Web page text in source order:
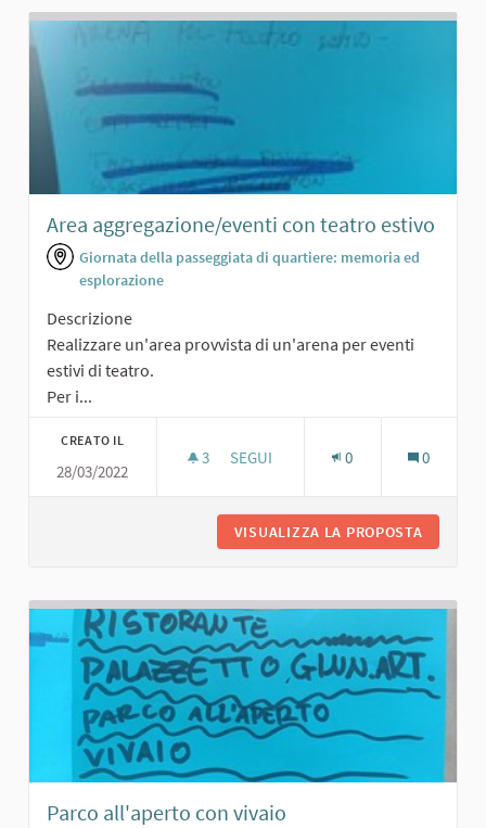
Area aggregazione/eventi con teatro estivo
Giornata della passeggiata di quartiere: memoria ed
esplorazione
Descrizione
Realizzare un'area provvista di un'arena per eventi
estivi di teatro.
Per i...
CREATO IL
28/03/2022
3 3 SOSTENITORI
SEGUI 0 0
VISUALIZZA LA PROPOSTA
Parco all'aperto con vivaio